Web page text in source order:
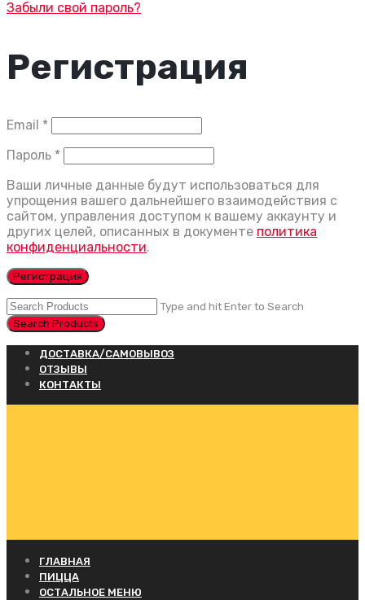
Забыли свой пароль?
Регистрация
Email *
Пароль *
Ваши личные данные будут использоваться для
упрощения вашего дальнейшего взаимодействия с
сайтом, управления доступом к вашему аккаунту и
других целей, описанных в документе политика
конфиденциальности.
Регистрация
Type and hit Enter to Search
ДОСТАВКА/САМОВЫВОЗ
ОТЗЫВЫ
КОНТАКТЫ
ГЛАВНАЯ
ПИЦЦА
ОСТАЛЬНОЕ МЕНЮ